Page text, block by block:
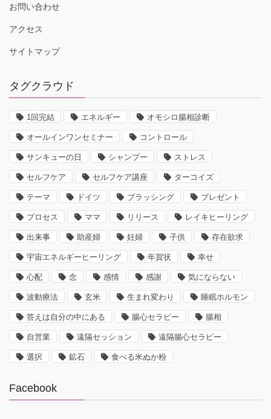
お問い合わせ
アクセス
サイトマップ
タグクラウド
1回完結 エネルギー オモシロ腸相診断
オールインワンセミナー コントロール
サンキューの日 シャンプー ストレス
セルフケア セルフケア講座 ターコイズ
テーマ ドイツ ブラッシング プレゼント
プロセス ママ リリース レイキヒーリング
出来事 助産婦 妊婦 子供 存在欲求
宇宙エネルギーヒーリング 年賀状 幸せ
心配 念 感情 感謝 気にならない
波動療法 玄米 生まれ変わり 睡眠ホルモン
答えは自分の中にある 腸心セラピー 腸相
自営業 遠隔セッション 遠隔腸心セラピー
選択 鉱石 食べる米ぬか粉
Facebook